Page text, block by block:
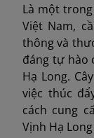
Là một
Việt Nam,
thông và
đáng tự hào
Hạ Long.
việc thúc
cách cung
Vịnh Hạ